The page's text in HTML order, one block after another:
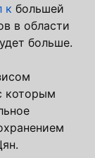
к большей
в области
больше.
которым